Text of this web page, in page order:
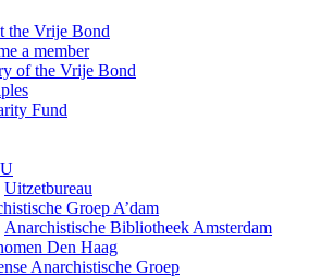
the Vrije Bond
a member
of the Vrije Bond
Fund
Uitzetbureau
Groep A’dam
Anarchistische Bibliotheek Amsterdam
Den Haag
Anarchistische Groep